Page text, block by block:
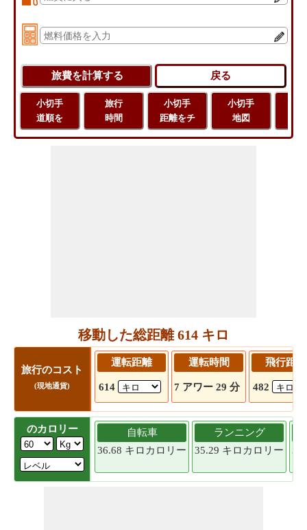
小切手
道順を
旅行
時間
小切手
距離をチ
小切手
地図
移動した総距離 614 キロ
旅行のコスト
(現地通貨)
運転距離
614
運転時間
7 アワー 29 分
飛行距離
482
のカロリー
自転車
36.68 キロカロリー
ランニング
35.29 キロカロリー